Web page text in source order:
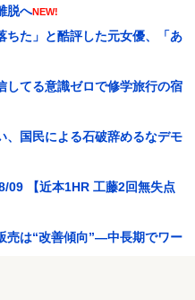
脱へNEW!
ちた」と酷評した元女優、「あ
してる意識ゼロで修学旅行の宿
、国民による石破辞めるなデモ
09 【近本1HR 工藤2回無失点
売は“改善傾向”―中長期でワー